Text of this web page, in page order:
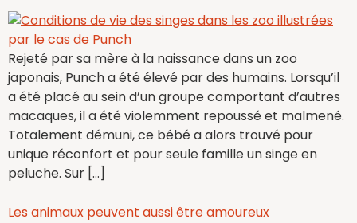
Rejeté par sa mère à la naissance dans un zoo
japonais, Punch a été élevé par des humains. Lorsqu’il
a été placé au sein d’un groupe comportant d’autres
macaques, il a été violemment repoussé et malmené.
Totalement démuni, ce bébé a alors trouvé pour
unique réconfort et pour seule famille un singe en
peluche. Sur […]
Les animaux peuvent aussi être amoureux